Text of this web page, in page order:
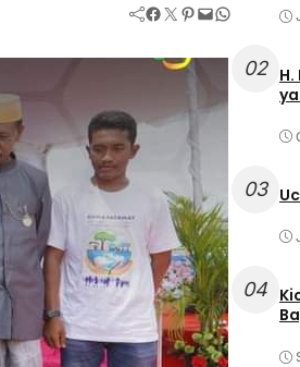
Facebook Twitter Pinterest Mail WhatsApp
02
H.
03
04